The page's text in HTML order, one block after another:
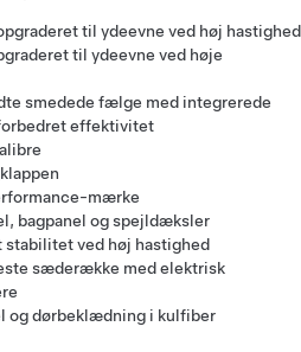
til ydeevne ved høj hastighed
til ydeevne ved høje
smedede fælge med integrerede
effektivitet
mærke
bagpanel og spejldæksler
ved høj hastighed
sæderække med elektrisk
og dørbeklædning i kulfiber